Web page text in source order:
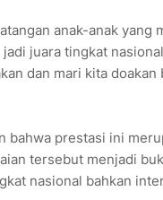
anak-anak yang
juara tingkat
dan mari kita
bahwa prestasi ini
tersebut menjadi
nasional bahkan